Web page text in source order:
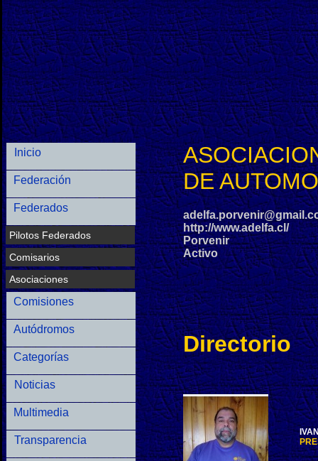
Inicio
Federación
Federados
Pilotos Federados
Comisarios
Asociaciones
Comisiones
Autódromos
Categorías
Noticias
Multimedia
Transparencia
DE
http://www.adelfa.cl/
Porvenir
Activo
Directorio